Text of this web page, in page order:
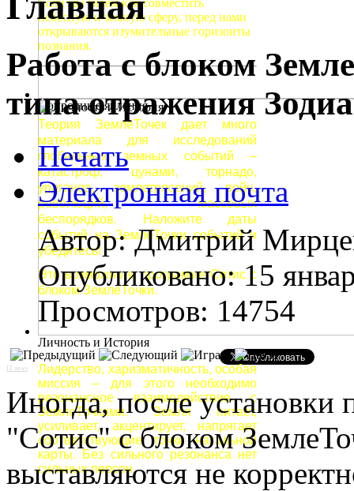
Если мы знаем как совместить
небесную и земную сферу, перед нами
открываются изумительные горизонты
познания.
Природные явления
Теория ЗемлеТочек дает много
материала для исследований
глобальных земных событий –
катастроф, цунами, торнадо,
ураганов, землетрясений, войн,
революций, массовых
беспорядков. Наложите даты
событий на ЗемлеТочки событий и
убедитесь!
Это возможно в программе Сотис с
блоком ЗемлеТочки.
Личность и История
Лидерство, харизматичность, особая
миссия – для этого необходимо
резонансное взаимодействие с
ЗемлеТочками. Земля питает,
усиливает, акцентирует, напрягает
соответствующие точки натальной
карты. Без сильного резонанса нет
сильных персон.
Работа с блоком
типа отражения
Печать
Электронная почта
Автор: Дмитрий
Опубликовано: 15
Просмотров: 14754
IT news
Иногда, после установки
"Сотис" с блоком
выставляются не